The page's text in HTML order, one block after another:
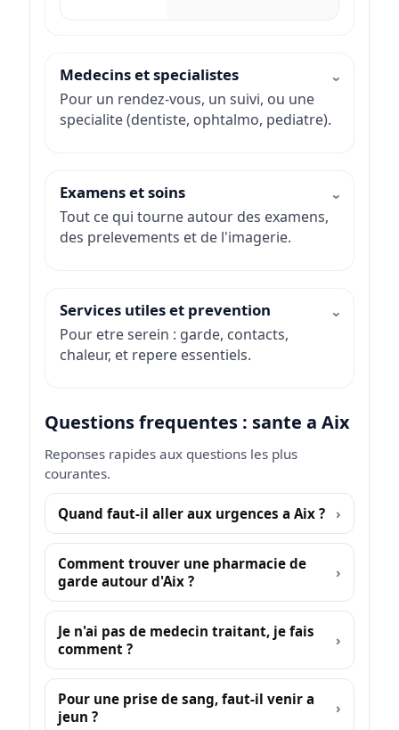
Medecins et specialistes
Pour un rendez-vous, un suivi, ou une
specialite (dentiste, ophtalmo, pediatre).
Examens et soins
Tout ce qui tourne autour des examens,
des prelevements et de l'imagerie.
Services utiles et prevention
Pour etre serein : garde, contacts,
chaleur, et repere essentiels.
Questions frequentes : sante a Aix
Reponses rapides aux questions les plus
courantes.
Quand faut-il aller aux urgences a Aix ?
Comment trouver une pharmacie de
garde autour d'Aix ?
Je n'ai pas de medecin traitant, je fais
comment ?
Pour une prise de sang, faut-il venir a
jeun ?